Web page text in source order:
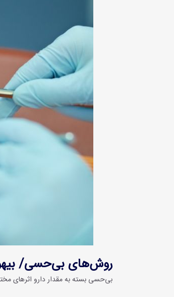
روش‌های بی‌حسی/
بی‌حسی بسته به مقدار دارو اثرهای